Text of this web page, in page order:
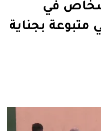
توقيف 4 أشخاص في
بجناية